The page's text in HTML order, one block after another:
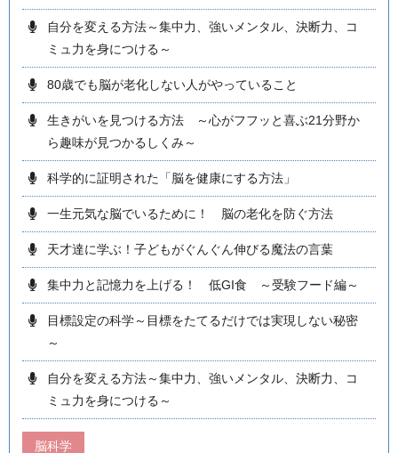
自分を変える方法～集中力、強いメンタル、決断力、コ
ミュ力を身につける～
80歳でも脳が老化しない人がやっていること
生きがいを見つける方法 ～心がフフッと喜ぶ21分野か
ら趣味が見つかるしくみ～
科学的に証明された「脳を健康にする方法」
一生元気な脳でいるために！ 脳の老化を防ぐ方法
天才達に学ぶ！子どもがぐんぐん伸びる魔法の言葉
集中力と記憶力を上げる！ 低GI食 ～受験フード編～
目標設定の科学～目標をたてるだけでは実現しない秘密
～
自分を変える方法～集中力、強いメンタル、決断力、コ
ミュ力を身につける～
脳科学